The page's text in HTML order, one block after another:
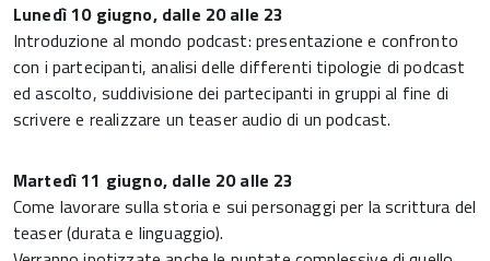
Lunedì 10 giugno, dalle 20 alle 23
Introduzione al mondo podcast: presentazione e confronto
con i partecipanti, analisi delle differenti tipologie di podcast
ed ascolto, suddivisione dei partecipanti in gruppi al fine di
scrivere e realizzare un teaser audio di un podcast.
Martedì 11 giugno, dalle 20 alle 23
Come lavorare sulla storia e sui personaggi per la scrittura del
teaser (durata e linguaggio).